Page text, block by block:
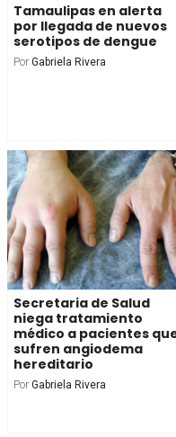
Tamaulipas en alerta
por llegada de nuevos
serotipos de dengue
Por Gabriela Rivera
Secretaria de Salud
niega tratamiento
médico a pacientes
sufren angiodema
hereditario
Por Gabriela Rivera